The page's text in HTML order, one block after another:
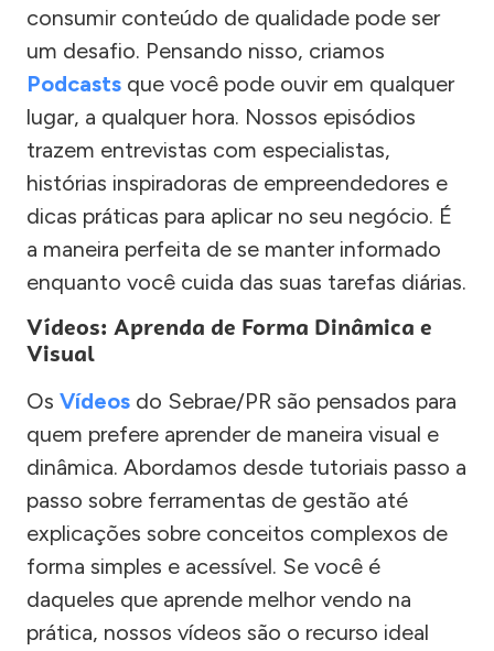
consumir conteúdo de qualidade pode ser
um desafio. Pensando nisso, criamos
Podcasts que você pode ouvir em qualquer
lugar, a qualquer hora. Nossos episódios
trazem entrevistas com especialistas,
histórias inspiradoras de empreendedores e
dicas práticas para aplicar no seu negócio. É
a maneira perfeita de se manter informado
enquanto você cuida das suas tarefas diárias.
Vídeos: Aprenda de Forma Dinâmica e
Visual
Os Vídeos do Sebrae/PR são pensados para
quem prefere aprender de maneira visual e
dinâmica. Abordamos desde tutoriais passo a
passo sobre ferramentas de gestão até
explicações sobre conceitos complexos de
forma simples e acessível. Se você é
daqueles que aprende melhor vendo na
prática, nossos vídeos são o recurso ideal